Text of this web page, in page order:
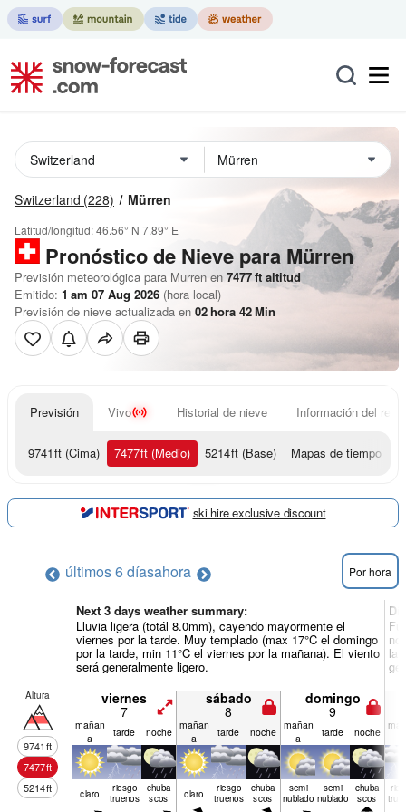
Switzerland (228) Mürren
Latitud/longitud:46.56° N 7.89° E
Pronóstico de Nievepara Mürren
Previsión meteorológica para Murren en 7477ft altitud
Emitido: 1 am 07 Aug 2026 (hora local)
Previsión de nieve actualizada en 02hora 42Min
Previsión Vivo Historial de nieve Información del
9741ft (Cima) 7477ft (Medio) 5214ft (Base) Mapas de tiempo
ski hire exclusive discount
últimos 6 díasahora Por hora
Next 3 days weather summary:
Lluvia ligera (totál 8.0mm), cayendo mayormente el
viernes por la tarde. Muy templado (max 17°C el domingo
por la tarde, min 11°C el viernes por la mañana). El viento
será generalmente ligero.
la
Altura
9741ft
7477ft
5214ft
viernes
7
sábado
8
domingo
9
mañan
a
tarde noche mañan
a
tarde noche mañan
a
tarde noche
claro riesgo
truenos
chuba
scos claro riesgo
truenos
chuba
scos
semi
nublado
semi
nublado
chuba
scos